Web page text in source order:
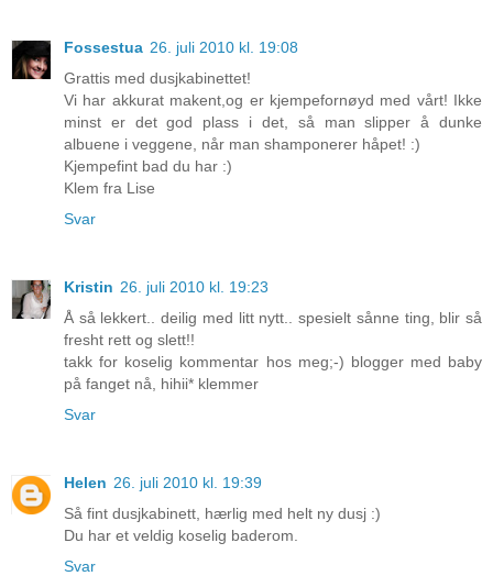
Fossestua 26. juli 2010 kl. 19:08
Grattis med dusjkabinettet!
Vi har akkurat makent,og er kjempefornøyd med vårt! Ikke
minst er det god plass i det, så man slipper å dunke
albuene i veggene, når man shamponerer håpet! :)
Kjempefint bad du har :)
Klem fra Lise
Svar
Kristin 26. juli 2010 kl. 19:23
Å så lekkert.. deilig med litt nytt.. spesielt sånne ting, blir så
fresht rett og slett!!
takk for koselig kommentar hos meg;-) blogger med baby
på fanget nå, hihii* klemmer
Svar
Helen 26. juli 2010 kl. 19:39
Så fint dusjkabinett, hærlig med helt ny dusj :)
Du har et veldig koselig baderom.
Svar